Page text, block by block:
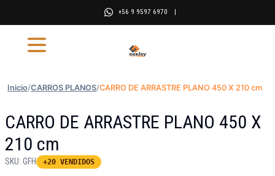
+56 9 9597 6970 |
Inicio/CARROS PLANOS/CARRO DE ARRASTRE PLANO 450 X 210 cm
CARRO DE ARRASTRE PLANO 450 X
210 cm
SKU: GFH +20 VENDIDOS